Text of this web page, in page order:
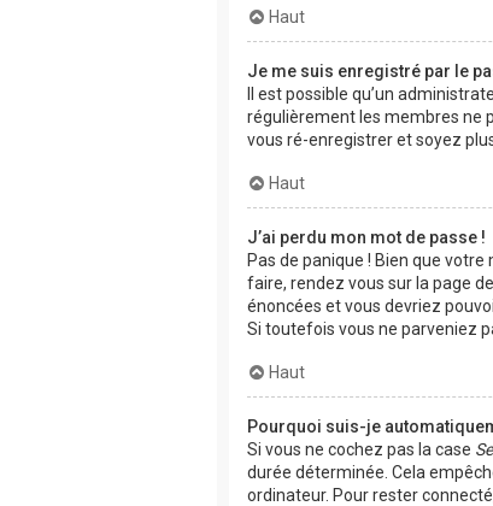
Haut
Je me suis enregistré par le
Il est possible qu’un
régulièrement les membres ne
vous ré-enregistrer et soyez
Haut
J’ai perdu mon mot de passe !
Pas de panique ! Bien que
faire, rendez vous sur la page
énoncées et vous devriez
Si toutefois vous ne parveniez
Haut
Pourquoi suis-je
Si vous ne cochez pas la case
durée déterminée. Cela
ordinateur. Pour rester